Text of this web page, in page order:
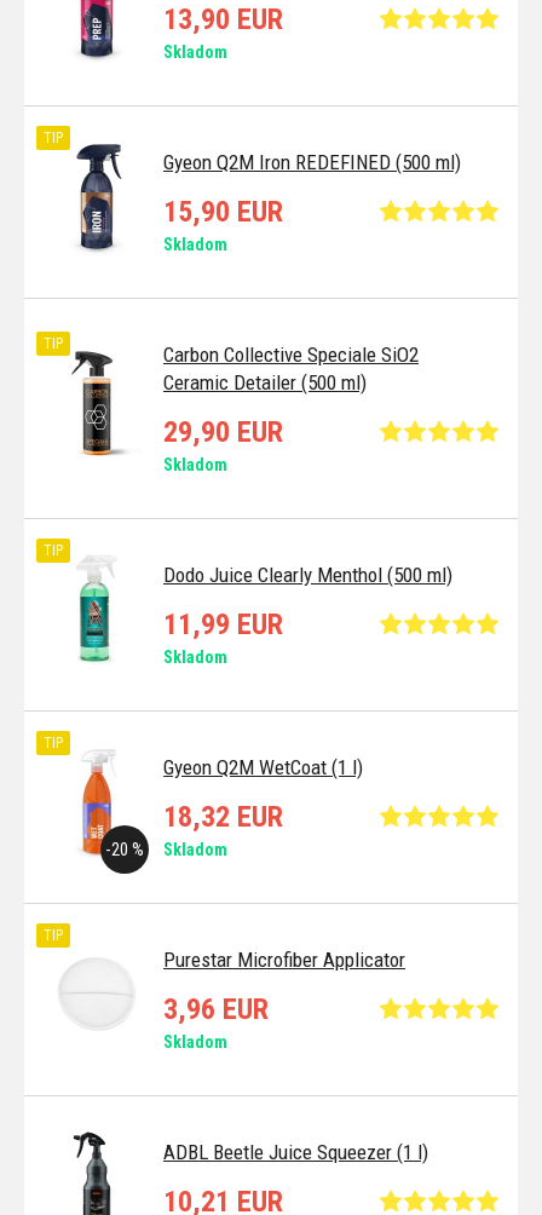
13,90 EUR
Skladom
Gyeon Q2M Iron REDEFINED (500 ml)
TIP
15,90 EUR
Skladom
Carbon Collective Speciale SiO2
Ceramic Detailer (500 ml)
TIP
29,90 EUR
Skladom
Dodo Juice Clearly Menthol (500 ml)
TIP
11,99 EUR
Skladom
Gyeon Q2M WetCoat (1 l)
-20 %
TIP
18,32 EUR
Skladom
Purestar Microfiber Applicator
TIP
3,96 EUR
Skladom
ADBL Beetle Juice Squeezer (1 l)
10,21 EUR